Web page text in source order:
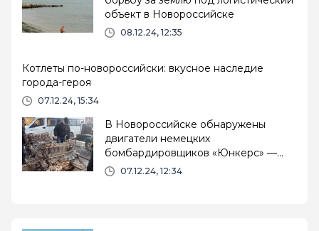
объект в Новороссийске
08.12.24, 12:35
Котлеты по-новороссийски: вкусное наследие
города-героя
07.12.24, 15:34
В Новороссийске обнаружены
двигатели немецких
бомбардировщиков «Юнкерс» —
уникальная находка для
07.12.24, 12:34